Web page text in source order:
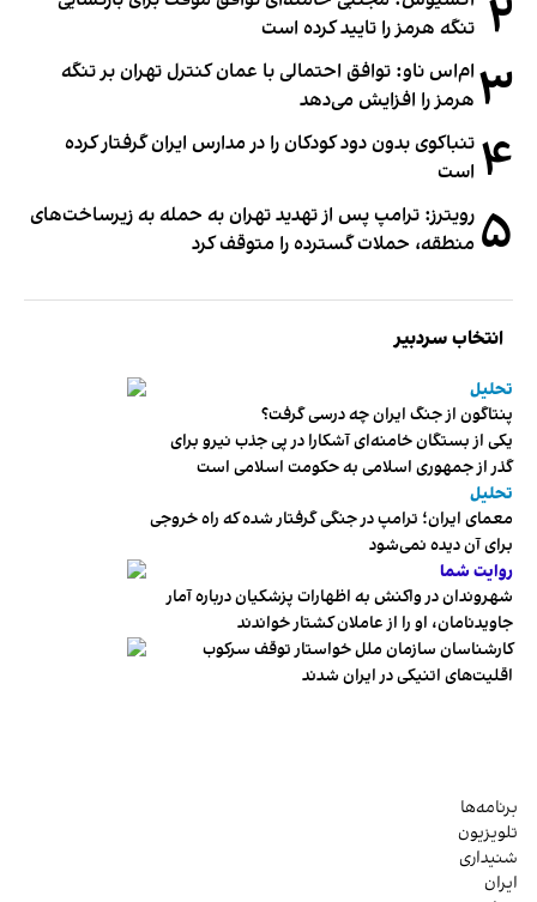
۲ تنگه هرمز را تایید کرده است
۳ ام‌اس ناو: توافق احتمالی با عمان کنترل تهران بر تنگه
هرمز را افزایش می‌دهد
۴ تنباکوی بدون دود کودکان را در مدارس ایران گرفتار کرده
است
۵ رویترز: ترامپ پس از تهدید تهران به حمله به زیرساخت‌های
منطقه، حملات گسترده را متوقف کرد
انتخاب سردبیر
تحلیل
پنتاگون از جنگ ایران چه درسی گرفت؟
یکی از بستگان خامنه‌ای آشکارا در پی جذب نیرو برای
گذر از جمهوری اسلامی به حکومت اسلامی است
تحلیل
معمای ایران؛ ترامپ در جنگی گرفتار شده که راه خروجی
برای آن دیده نمی‌شود
روایت شما
شهروندان در واکنش به اظهارات پزشکیان درباره آمار
جاویدنامان، او را از عاملان کشتار خواندند
کارشناسان سازمان ملل خواستار توقف سرکوب
اقلیت‌های اتنیکی در ایران شدند
برنامه‌ها
تلویزیون
شنیداری
ایران